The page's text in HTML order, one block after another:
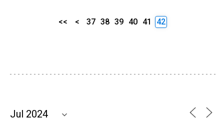
<< < 37 38 39 40 41 42